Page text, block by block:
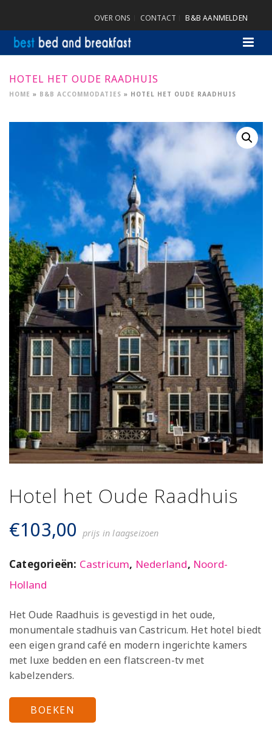
OVER ONS CONTACT B&B AANMELDEN
HOTEL HET OUDE RAADHUIS
HOME » B&B ACCOMMODATIES » HOTEL HET OUDE RAADHUIS
Hotel het Oude Raadhuis
€103,00 prijs in laagseizoen
Categorieën: Castricum, Nederland, Noord-
Holland
Het Oude Raadhuis is gevestigd in het oude,
monumentale stadhuis van Castricum. Het hotel biedt
een eigen grand café en modern ingerichte kamers
met luxe bedden en een flatscreen-tv met
kabelzenders.
BOEKEN